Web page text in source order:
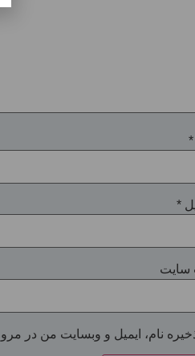
*
*
سایت
نام، ایمیل و وبسایت من در